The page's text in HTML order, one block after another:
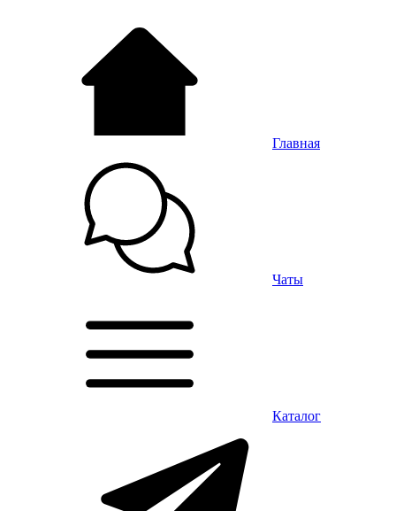
Главная
Чаты
Каталог